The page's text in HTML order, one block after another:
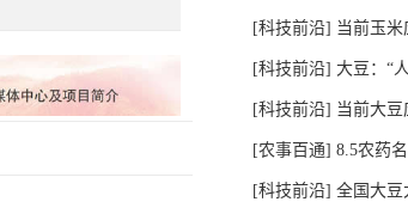
[科技前沿] 当前玉
[科技前沿] 大豆：“
[科技前沿] 当前大
[农事百通] 8.5农药
[科技前沿] 全国大豆大